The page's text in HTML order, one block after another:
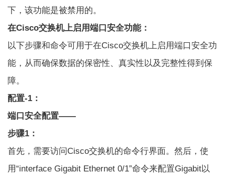
下，该功能是被禁用的。
在Cisco交换机上启用端口安全功能：
以下步骤和命令可用于在Cisco交换机上启用端口安全功
能，从而确保数据的保密性、真实性以及完整性得到保
障。
配置-1：
端口安全配置——
步骤1：
首先，需要访问Cisco交换机的命令行界面。然后，使
用“interface Gigabit Ethernet 0/1”命令来配置Gigabit以